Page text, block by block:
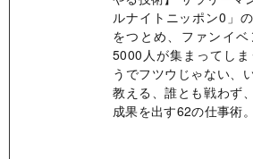
ルナイトニッポン0」
をつとめ、ファンイ
5000人が集まってし
うでフツウじゃない、
教える、誰とも戦わず
成果を出す62の仕事術。